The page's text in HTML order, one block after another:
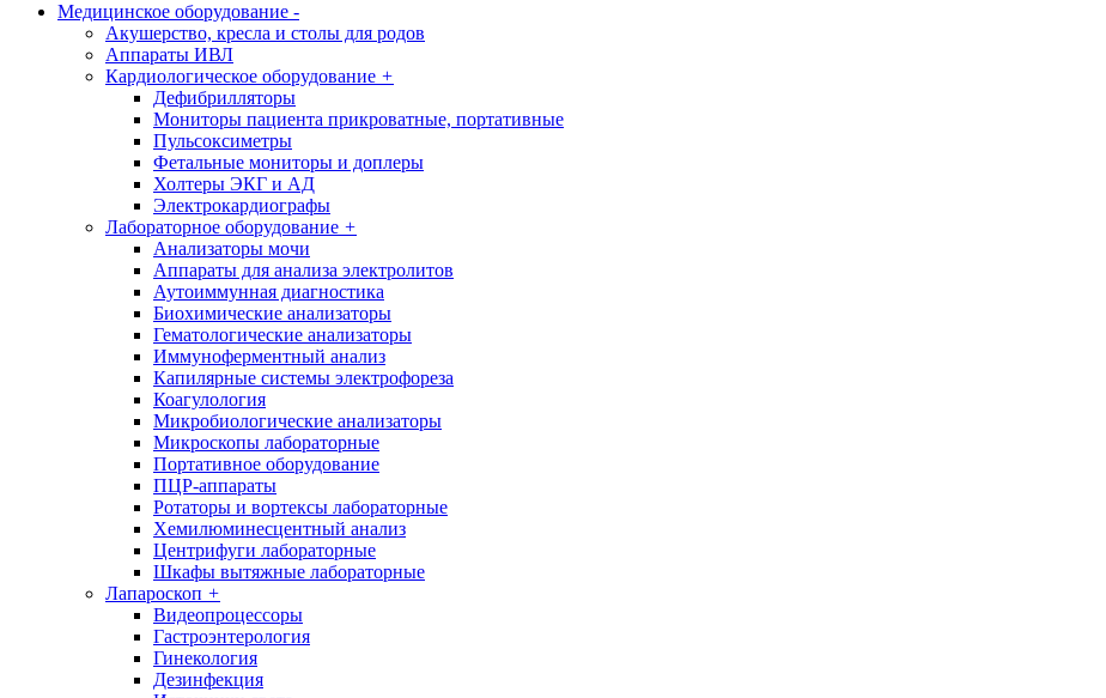
Медицинское оборудование -
Акушерство, кресла и столы для родов
Аппараты ИВЛ
Кардиологическое оборудование +
Дефибрилляторы
Мониторы пациента прикроватные, портативные
Пульсоксиметры
Фетальные мониторы и доплеры
Холтеры ЭКГ и АД
Электрокардиографы
Лабораторное оборудование +
Анализаторы мочи
Аппараты для анализа электролитов
Аутоиммунная диагностика
Биохимические анализаторы
Гематологические анализаторы
Иммуноферментный анализ
Капилярные системы электрофореза
Коагулология
Микробиологические анализаторы
Микроскопы лабораторные
Портативное оборудование
ПЦР-аппараты
Ротаторы и вортексы лабораторные
Хемилюминесцентный анализ
Центрифуги лабораторные
Шкафы вытяжные лабораторные
Лапароскоп +
Видеопроцессоры
Гастроэнтерология
Гинекология
Дезинфекция